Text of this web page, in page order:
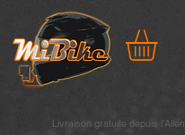
Livraison gratuite depuis